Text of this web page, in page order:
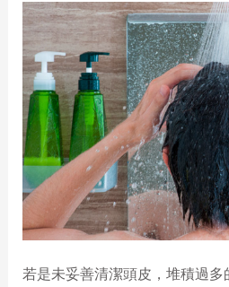
若是未妥善清潔頭皮，堆積過多